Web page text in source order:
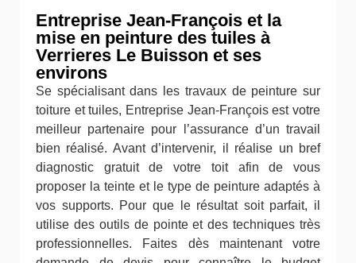
Entreprise Jean-François et la
mise en peinture des tuiles à
Verrieres Le Buisson et ses
environs
Se spécialisant dans les travaux de peinture sur
toiture et tuiles, Entreprise Jean-François est votre
meilleur partenaire pour l’assurance d’un travail
bien réalisé. Avant d’intervenir, il réalise un bref
diagnostic gratuit de votre toit afin de vous
proposer la teinte et le type de peinture adaptés à
vos supports. Pour que le résultat soit parfait, il
utilise des outils de pointe et des techniques très
professionnelles. Faites dès maintenant votre